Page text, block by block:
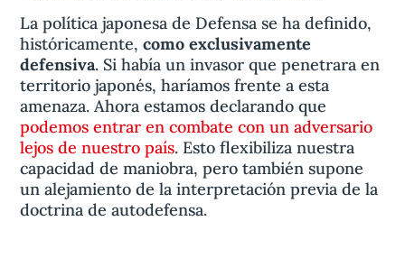
La política japonesa de Defensa se ha definido,
históricamente,como exclusivamente
defensiva. Si había un invasor que penetrara en
territorio japonés, haríamos frente a esta
amenaza. Ahora estamos declarando que
podemos entrar en combate con un adversario
lejos de nuestro país. Esto flexibiliza nuestra
capacidad de maniobra, pero también supone
un alejamiento de la interpretación previa de la
doctrina de autodefensa.